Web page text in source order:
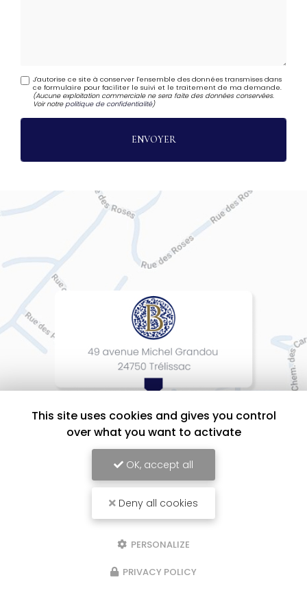
J'autorise ce site à conserver l'ensemble des données transmises dans
ce formulaire pour faciliter le suivi et le traitement de ma demande.
(Aucune exploitation commerciale ne sera faite des données conservées.
Voir notrepolitique de confidentialité)
BEAUMONT Cuisines Intérieurs Design, Entreprise d'agencement intérieur
-Plan du site - Liens utiles
This site uses cookies and gives you control
over what you want to activate
OK, accept all
Deny all cookies
PERSONALIZE
PRIVACY POLICY